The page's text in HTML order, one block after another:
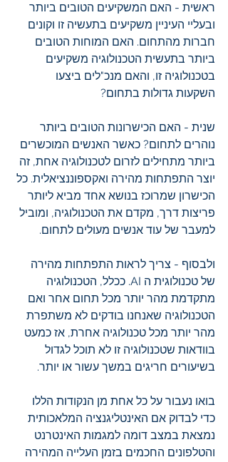
ראשית - האם המשקיעים הטובים ביותר
ובעליי העיניין משקיעים בתעשיה זו וקונים
חברות מהתחום. האם המוחות הטובים
ביותר בתעשית הטכנולוגיה משקיעים
בטכנולוגיה זו, והאם מנכ"לים ביצעו
השקעות גדולות בתחום?
שנית - האם הכישרונות הטובים ביותר
נוהרים לתחום? כאשר האנשים המוכשרים
ביותר מתחילים לזרום לטכנולוגיה אחת, זה
יוצר התפתחות מהירה ואקספוננציאלית. כל
הכישרון שמרוכז בנושא אחד מביא ליותר
פריצות דרך, מקדם את הטכנולוגיה, ומוביל
למעבר של עוד אנשים מעולים לתחום.
ולבסוף - צריך לראות התפתחות מהירה
של טכנולוגית ה AI. ככלל, הטכנולוגיה
מתקדמת מהר יותר מכל תחום אחר ואם
הטכנולוגיה שאנחנו בודקים לא משתפרת
מהר יותר מכל טכנולוגיה אחרת, אז כמעט
בוודאות שטכנולוגיה זו לא תוכל לגדול
בשיעורים חריגים במשך עשור או יותר.
בואו נעבור על כל אחת מן הנקודות הללו
כדי לבדוק אם האינטליגנציה המלאכותית
נמצאת במצב דומה למגמות האינטרנט
והטלפונים החכמים בזמן העלייה המהירה